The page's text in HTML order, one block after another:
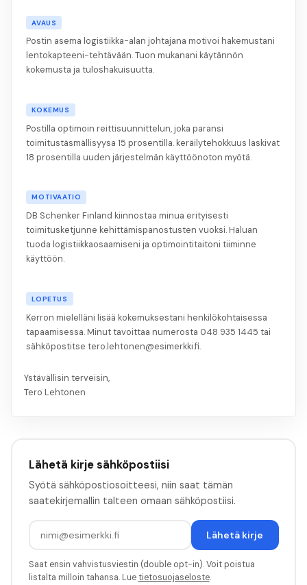
AVAUS
Postin asema logistiikka-alan johtajana motivoi hakemustani
lentokapteeni-tehtävään. Tuon mukanani käytännön
kokemusta ja tuloshakuisuutta.
KOKEMUS
Postilla optimoin reittisuunnittelun, joka paransi
toimitustäsmällisyysa 15 prosentilla. keräilytehokkuus laskivat
18 prosentilla uuden järjestelmän käyttöönoton myötä.
MOTIVAATIO
DB Schenker Finland kiinnostaa minua erityisesti
toimitusketjunne kehittämispanostusten vuoksi. Haluan
tuoda logistiikkaosaamiseni ja optimointitaitoni tiiminne
käyttöön.
LOPETUS
Kerron mielelläni lisää kokemuksestani henkilökohtaisessa
tapaamisessa. Minut tavoittaa numerosta 048 935 1445 tai
sähköpostitse tero.lehtonen@esimerkki.fi.
Ystävällisin terveisin,
Tero Lehtonen
Lähetä kirje sähköpostiisi
Syötä sähköpostiosoitteesi, niin saat tämän
saatekirjemallin talteen omaan sähköpostiisi.
Lähetä kirje
Saat ensin vahvistusviestin (double opt-in). Voit poistua
listalta milloin tahansa. Luetietosuojaseloste.